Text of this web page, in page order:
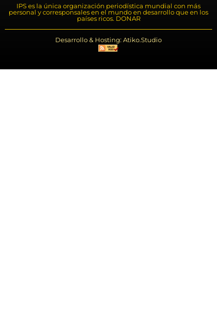
IPS es la única organización periodística mundial con más
personal y corresponsales en el mundo en desarrollo que en los
países ricos. DONAR
Desarrollo & Hosting: Atiko.Studio